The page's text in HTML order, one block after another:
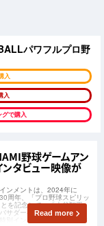
パワフルプロ野
入
入
で購入
野球ゲームアン
タビュー映像が
ンメントは、2024年に
周年、「プロ野球スピリッ
を記念して、「大谷翔平」
サダーへの就任を発表しま
別インタビューや撮影の舞
Read more